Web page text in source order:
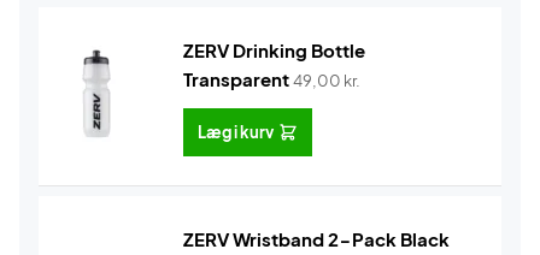
ZERV Drinking Bottle
Transparent49,00 kr.
Læg i kurv
ZERV Wristband 2-Pack Black